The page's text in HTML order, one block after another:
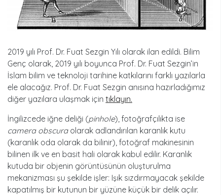
2019 yılı Prof. Dr. Fuat Sezgin Yılı olarak ilan edildi. Bilim
Genç olarak, 2019 yılı boyunca Prof. Dr. Fuat Sezgin’in
İslam bilim ve teknoloji tarihine katkılarını farklı yazılarla
ele alacağız. Prof. Dr. Fuat Sezgin anısına hazırladığımız
diğer yazılara ulaşmak için tıklayın.
İngilizcede iğne deliği (pinhole), fotoğrafçılıkta ise
camera obscuraolarak adlandırılan karanlık kutu
(karanlık oda olarak da bilinir), fotoğraf makinesinin
bilinen ilk ve en basit hali olarak kabul edilir. Karanlık
kutuda bir objenin görüntüsünün oluşturulma
mekanizması şu şekilde işler: Işık sızdırmayacak şekilde
kapatılmış bir kutunun bir yüzüne küçük bir delik açılır.